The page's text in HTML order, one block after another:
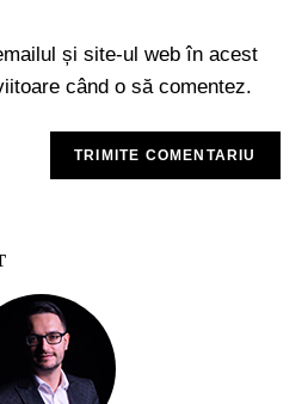
și site-ul web în acest
când o să comentez.